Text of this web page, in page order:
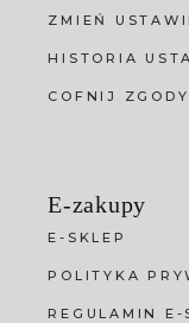
ZMIEŃ
HISTORIA
COFNIJ ZGODY
E-zakupy
E-SKLEP
POLITYKA
REGULAMIN E-